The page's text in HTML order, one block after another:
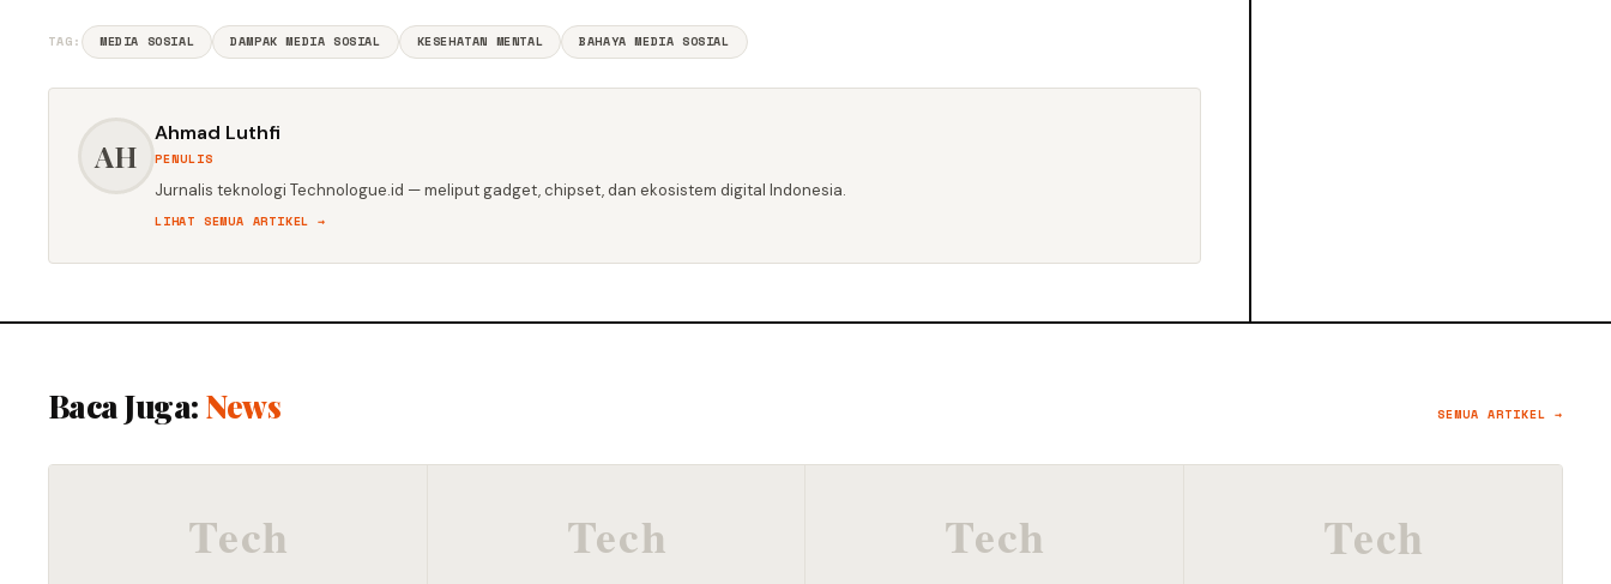
TAG: MEDIA SOSIAL DAMPAK MEDIA SOSIAL KESEHATAN MENTAL BAHAYA MEDIA SOSIAL
AH
Ahmad Luthfi
PENULIS
Jurnalis teknologi Technologue.id — meliput gadget, chipset, dan ekosistem digital Indonesia.
LIHAT SEMUA ARTIKEL →
Baca Juga: News SEMUA ARTIKEL →